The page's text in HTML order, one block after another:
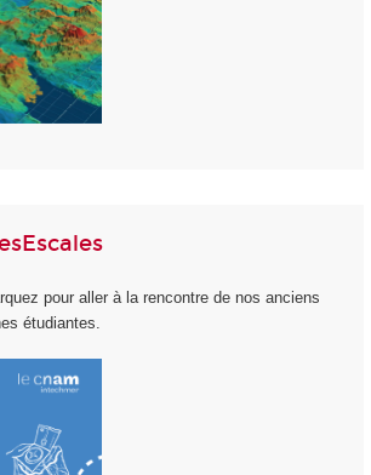
pour aller à la rencontre de nos anciens
étudiantes.